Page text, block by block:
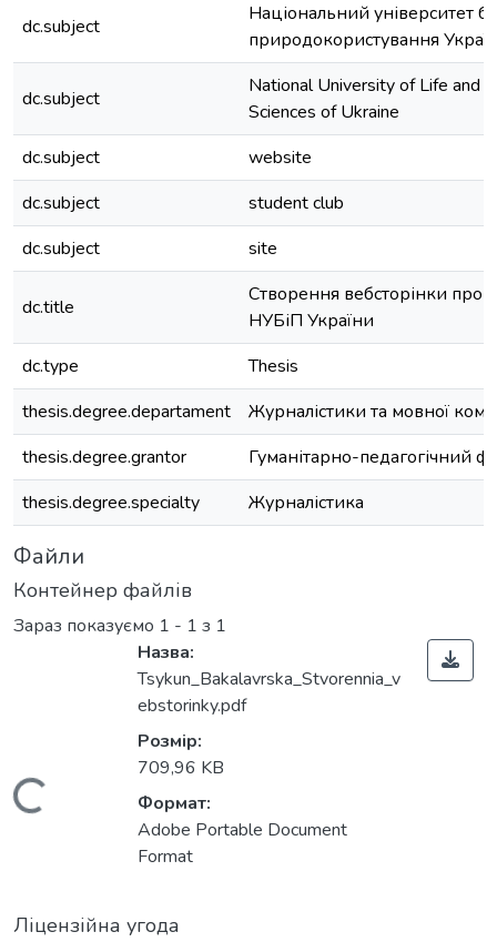
dc.subject
Національний університет
природокористування
dc.subject
National University of Life and
Sciences of Ukraine
dc.subject
website
dc.subject
student club
dc.subject
site
dc.title
Створення вебсторінки про
НУБіП України
dc.type
Thesis
thesis.degree.departament
Журналістики та мовної
thesis.degree.grantor
Гуманітарно-педагогічний
thesis.degree.specialty
Журналістика
Файли
Контейнер файлів
Зараз показуємо 1 - 1 з 1
Назва:
Tsykun_Bakalavrska_Stvorennia_v
ebstorinky.pdf
Розмір:
709,96 KB
Формат:
Adobe Portable Document
Format
Ліцензійна угода